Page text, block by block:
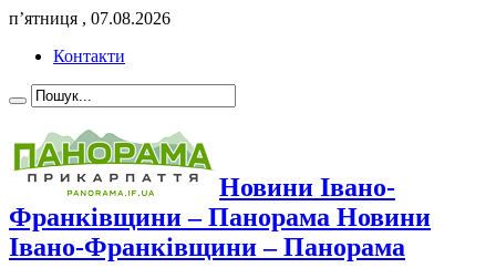
п’ятниця , 07.08.2026
Контакти
Новини Івано-
Франківщини – Панорама Новини
Івано-Франківщини – Панорама